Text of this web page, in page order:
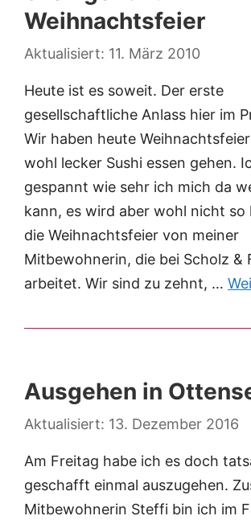
Weihnachtsfeier
11. März 2010
Heute ist es soweit. Der erste
gesellschaftliche Anlass hier im
Wir haben heute
wohl lecker Sushi essen gehen.
gespannt wie sehr ich mich da
kann, es wird aber wohl nicht so
die Weihnachtsfeier von meiner
Mitbewohnerin, die bei Scholz &
arbeitet. Wir sind zu zehnt, …
Ausgehen in
13. Dezember 2016
Am Freitag habe ich es doch
geschafft einmal auszugehen.
Mitbewohnerin Steffi bin ich im